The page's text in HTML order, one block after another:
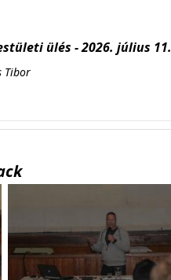
ülés - 2026. július 11.
Tibor